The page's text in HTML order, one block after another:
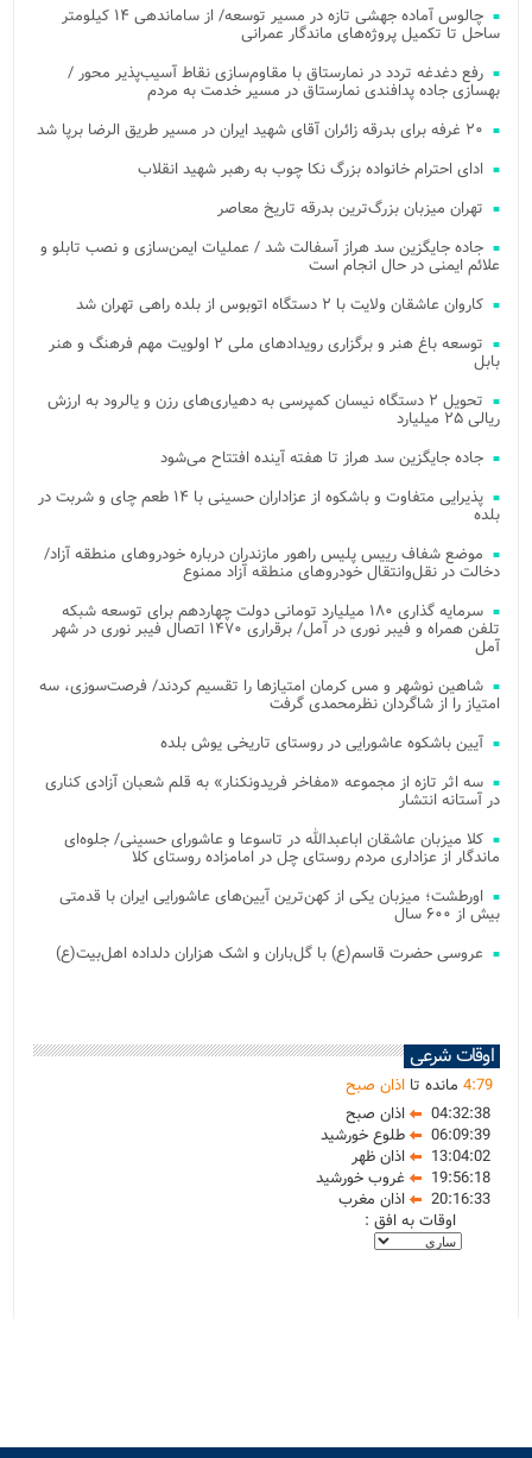
چالوس آماده جهشی تازه در مسیر توسعه/ از ساماندهی ۱۴ کیلومتر
ساحل تا تکمیل پروژه‌های ماندگار عمرانی
رفع دغدغه تردد در نمارستاق با مقاوم‌سازی نقاط آسیب‌پذیر محور /
بهسازی جاده پدافندی نمارستاق در مسیر خدمت به مردم
۲۰ غرفه برای بدرقه زائران آقای شهید ایران در مسیر طریق الرضا برپا شد
ادای احترام خانواده بزرگ نکا چوب به رهبر شهید انقلاب
تهران میزبان بزرگ‌ترین بدرقه تاریخ معاصر
جاده جایگزین سد هراز آسفالت شد / عملیات ایمن‌سازی و نصب تابلو و
علائم ایمنی در حال انجام است
کاروان عاشقان ولایت با ۲ دستگاه اتوبوس از بلده راهی تهران شد
توسعه باغ هنر و برگزاری رویدادهای ملی ۲ اولویت مهم فرهنگ و هنر
بابل
تحویل ۲ دستگاه نیسان کمپرسی به دهیاری‌های رزن و یالرود به ارزش
ریالی ۲۵ میلیارد
جاده جایگزین سد هراز تا هفته آینده افتتاح می‌شود
پذیرایی متفاوت و باشکوه از عزاداران حسینی با ۱۴ طعم چای و شربت در
بلده
موضع شفاف رییس پلیس راهور مازندران درباره خودروهای منطقه آزاد/
دخالت در نقل‌وانتقال خودروهای منطقه آزاد ممنوع
سرمایه گذاری ۱۸۰ میلیارد تومانی دولت چهاردهم برای توسعه شبکه
تلفن همراه و فیبر نوری در آمل/ برقراری ۱۴۷۰ اتصال فیبر نوری در شهر
آمل
شاهین نوشهر و مس کرمان امتیازها را تقسیم کردند/ فرصت‌سوزی، سه
امتیاز را از شاگردان نظرمحمدی گرفت
آیین باشکوه عاشورایی در روستای تاریخی یوش بلده
سه اثر تازه از مجموعه «مفاخر فریدونکنار» به قلم شعبان آزادی کناری
در آستانه انتشار
کلا میزبان عاشقان اباعبدالله در تاسوعا و عاشورای حسینی/ جلوه‌ای
ماندگار از عزاداری مردم روستای چل در امامزاده روستای کلا
اورطشت؛ میزبان یکی از کهن‌ترین آیین‌های عاشورایی ایران با قدمتی
بیش از ۶۰۰ سال
عروسی حضرت قاسم(ع) با گل‌باران و اشک هزاران دلداده اهل‌بیت(ع)
اوقات شرعی
4:79 مانده تا اذان صبح
04:32:38
اذان صبح
06:09:39
طلوع خورشید
13:04:02
اذان ظهر
19:56:18
غروب خورشید
20:16:33
اذان مغرب
اوقات به افق :